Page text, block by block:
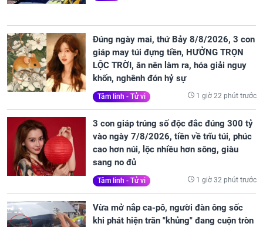
Đúng ngày mai, thứ Bảy 8/8/2026, 3 con
giáp may túi đựng tiền, HƯỞNG TRỌN
LỘC TRỜI, ăn nên làm ra, hóa giải nguy
khốn, nghênh đón hỷ sự
Tâm linh - Tử vi 1 giờ 22 phút trước
3 con giáp trúng số độc đắc đúng 300 tỷ
vào ngày 7/8/2026, tiền về trĩu túi, phúc
cao hơn núi, lộc nhiều hơn sông, giàu
sang no đủ
Tâm linh - Tử vi 1 giờ 32 phút trước
Vừa mở nắp ca-pô, người đàn ông sốc
khi phát hiện trăn "khủng" đang cuộn tròn